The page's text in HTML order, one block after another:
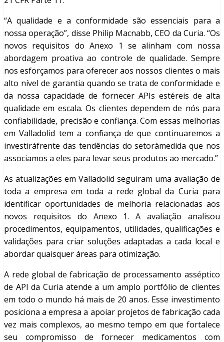
“A qualidade e a conformidade são essenciais para a
nossa operação”, disse Philip Macnabb, CEO da Curia. “Os
novos requisitos do Anexo 1 se alinham com nossa
abordagem proativa ao controle de qualidade. Sempre
nos esforçamos para oferecer aos nossos clientes o mais
alto nível de garantia quando se trata de conformidade e
da nossa capacidade de fornecer APIs estéreis de alta
qualidade em escala. Os clientes dependem de nós para
confiabilidade, precisão e confiança. Com essas melhorias
em Valladolid tem a confiança de que continuaremos a
investiràfrente das tendências do setoràmedida que nos
associamos a eles para levar seus produtos ao mercado.”
As atualizações em Valladolid seguiram uma avaliação de
toda a empresa em toda a rede global da Curia para
identificar oportunidades de melhoria relacionadas aos
novos requisitos do Anexo 1. A avaliação analisou
procedimentos, equipamentos, utilidades, qualificações e
validações para criar soluções adaptadas a cada local e
abordar quaisquer áreas para otimização.
A rede global de fabricação de processamento asséptico
de API da Curia atende a um amplo portfólio de clientes
em todo o mundo há mais de 20 anos. Esse investimento
posiciona a empresa a apoiar projetos de fabricação cada
vez mais complexos, ao mesmo tempo em que fortalece
seu compromisso de fornecer medicamentos com